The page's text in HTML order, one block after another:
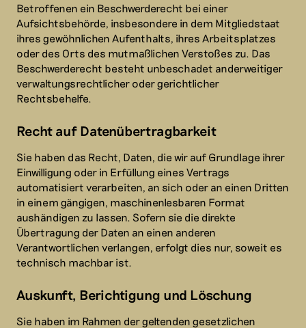
Betroffenen ein Beschwerderecht bei einer
Aufsichtsbehörde, insbesondere in dem Mitgliedstaat
ihres gewöhnlichen Aufenthalts, ihres Arbeitsplatzes
oder des Orts des mutmaßlichen Verstoßes zu. Das
Beschwerderecht besteht unbeschadet anderweitiger
verwaltungsrechtlicher oder gerichtlicher
Rechtsbehelfe.
Recht auf Daten­übertrag­barkeit
Sie haben das Recht, Daten, die wir auf Grundlage ihrer
Einwilligung oder in Erfüllung eines Vertrags
automatisiert verarbeiten, an sich oder an einen Dritten
in einem gängigen, maschinenlesbaren Format
aushändigen zu lassen. Sofern sie die direkte
Übertragung der Daten an einen anderen
Verantwortlichen verlangen, erfolgt dies nur, soweit es
technisch machbar ist.
Auskunft, Berichtigung und Löschung
Sie haben im Rahmen der geltenden gesetzlichen